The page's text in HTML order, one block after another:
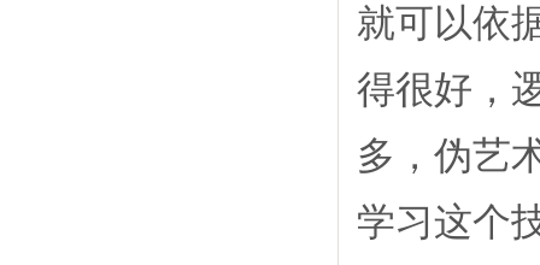
就可以依
得很好，
多，伪艺
学习这个